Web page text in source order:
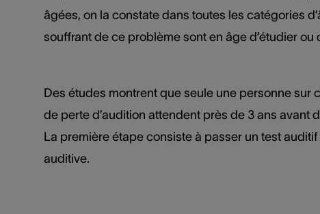
âgées, on la constate dans toutes les catégories
souffrant de ce problème sont en âge d’étudier ou
Des études montrent que seule une personne sur
de perte d’audition attendent près de 3 ans avant
La première étape consiste à passer un test
auditive.